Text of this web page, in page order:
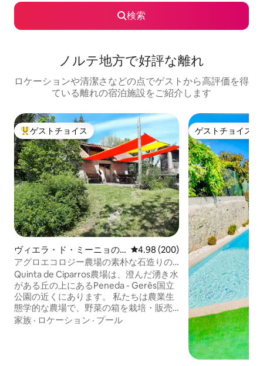
検索
ノルテ地方で好評な離れ
ロケーションや清潔さなどの点でゲストから高評価を得
ている離れの宿泊施設をご紹介します
大好評のゲストチョイスです。
ゲストチョイス
ヴィエラ・ド・ミーニョの
離れ
レビュー200件、5つ星中4.98つ
4.98 (200)
アグロエコロジー農場の素朴な石造りの
家
Quinta de Ciparros農場は、澄んだ湧き水
がある丘の上にあるPeneda - Gerês国立
公園の近くにあります。 私たちは農業生
態学的な農場で、野菜の箱を栽培・販売
しています。 ゲストは注文することがで
家族 · ロケーション · プール
ゲストチョイス
ゲストチョイス